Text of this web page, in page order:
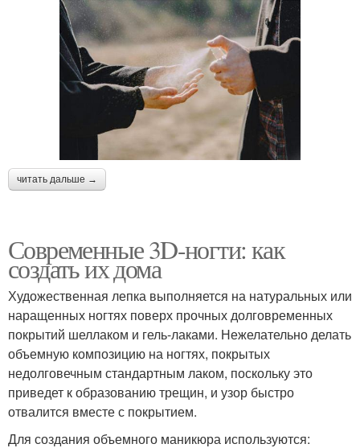
читать дальше →
Современные 3D-ногти: как
создать их дома
Художественная лепка выполняется на натуральных или
наращенных ногтях поверх прочных долговременных
покрытий шеллаком и гель-лаками. Нежелательно делать
объемную композицию на ногтях, покрытых
недолговечным стандартным лаком, поскольку это
приведет к образованию трещин, и узор быстро
отвалится вместе с покрытием.
Для создания объемного маникюра используются: